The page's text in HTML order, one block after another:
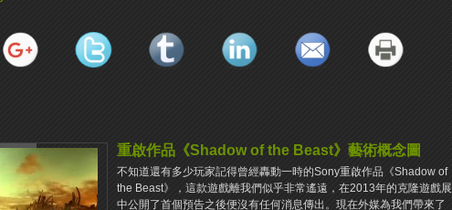
重啟作品《Shadow of the Beast》藝術概念圖
不知道還有多少玩家記得曾經轟動一時的Sony重啟作品《Shadow of
the Beast》，這款遊戲離我們似乎非常遙遠，在2013年的克隆遊戲展
中公開了首個預告之後便沒有任何消息傳出。現在外媒為我們帶來了